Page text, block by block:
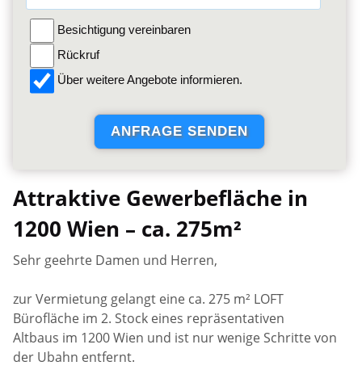
Besichtigung vereinbaren
Rückruf
Über weitere Angebote informieren.
Attraktive Gewerbefläche in
1200 Wien – ca. 275m²
Sehr geehrte Damen und Herren,
zur Vermietung gelangt eine ca. 275 m² LOFT
Bürofläche im 2. Stock eines repräsentativen
Altbaus im 1200 Wien und ist nur wenige Schritte von
der Ubahn entfernt.